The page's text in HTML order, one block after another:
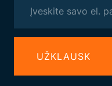
UŽКLAUSK